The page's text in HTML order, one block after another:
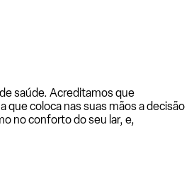
saúde. Acreditamos que
que coloca nas suas mãos a decisão
no conforto do seu lar, e,